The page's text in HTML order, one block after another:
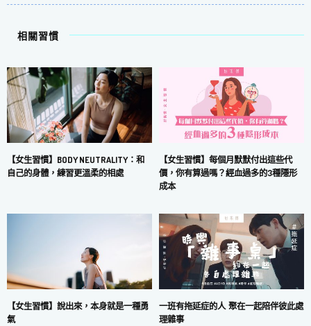
相關習慣
【女生習慣】BODY NEUTRALITY：和
自己的身體，練習更溫柔的相處
【女生習慣】每個月默默付出這些代
價，你有算過嗎？經血過多的3種隱形
成本
【女生習慣】說出來，本身就是一種勇
氣
一班有拖延症的人 聚在一起陪伴彼此處
理雜事